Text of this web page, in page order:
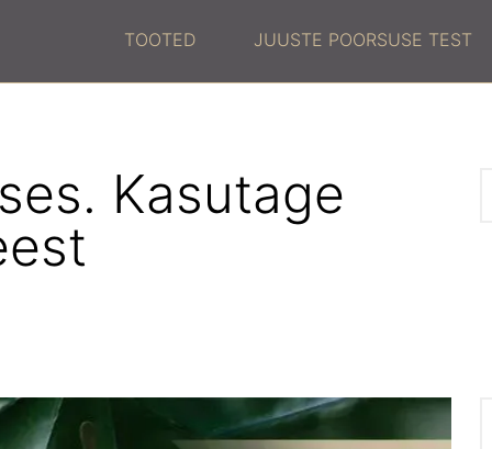
TOOTED JUUSTE POORSUSE TEST
Kasutage